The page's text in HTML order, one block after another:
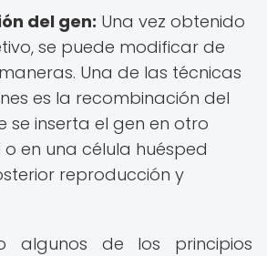
del gen: Una vez obtenido
se puede modificar de
Una de las técnicas
es la recombinación del
se inserta el gen en otro
en una célula huésped
reproducción y
algunos de los principios